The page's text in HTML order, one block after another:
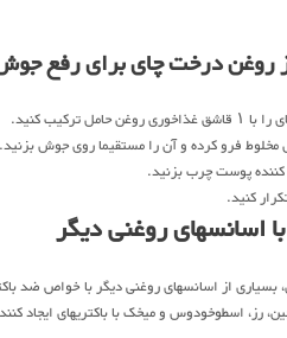
روغن درخت چای برای رفع
فرو کرده و آن را مستقیما روی جوش بزنید.
پوست چرب بزنید.
اسانسهای روغنی دیگر
بسیاری از اسانسهای روغنی دیگر با خواص ضد
رز، اسطوخودوس و میخک با باکتریهای ایجاد